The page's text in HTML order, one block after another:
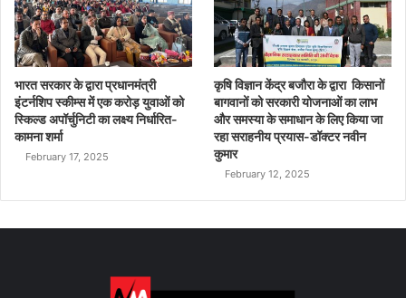
भारत सरकार के द्वारा प्रधानमंत्री
इंटर्नशिप स्कीम्स में एक करोड़ युवाओं को
स्किल्ड अपॉर्चुनिटी का लक्ष्य निर्धारित-
कामना शर्मा
February 17, 2025
कृषि विज्ञान केंद्र बजौरा के द्वारा किसानों
बागवानों को सरकारी योजनाओं का लाभ
और समस्या के समाधान के लिए किया जा
रहा सराहनीय प्रयास-डॉक्टर नवीन
कुमार
February 12, 2025